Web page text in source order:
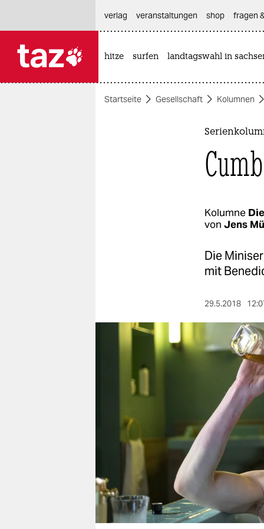
themen
wahrheit
verlag
veranstaltungen
fragen & hilfe
abo
genossenschaft
verlag
veranstaltungen shop fragen
hitze surfen landtagswahl in
Startseite Gesellschaft Kolumnen
Kolumne
von Jens
Die
mit
29.5.2018